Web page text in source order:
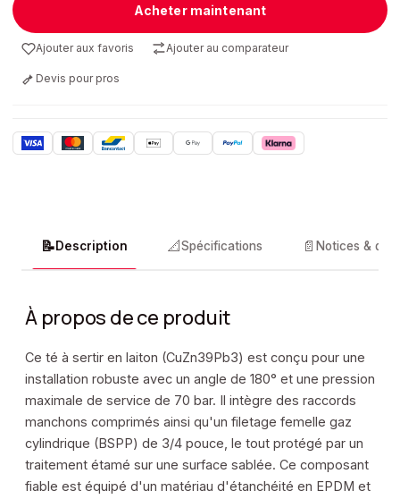
Acheter maintenant
Ajouter aux favoris Ajouter au comparateur
Devis pour pros
📝Description 📐Spécifications 📄 Notices &
À propos de ce produit
Ce té à sertir en laiton (CuZn39Pb3) est conçu pour une
installation robuste avec un angle de 180° et une pression
maximale de service de 70 bar. Il intègre des raccords
manchons comprimés ainsi qu'un filetage femelle gaz
cylindrique (BSPP) de 3/4 pouce, le tout protégé par un
traitement étamé sur une surface sablée. Ce composant
fiable est équipé d'un matériau d'étanchéité en EPDM et